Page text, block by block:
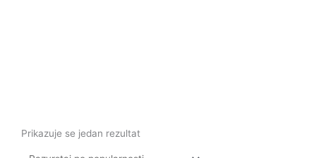
Prikazuje se jedan rezultat